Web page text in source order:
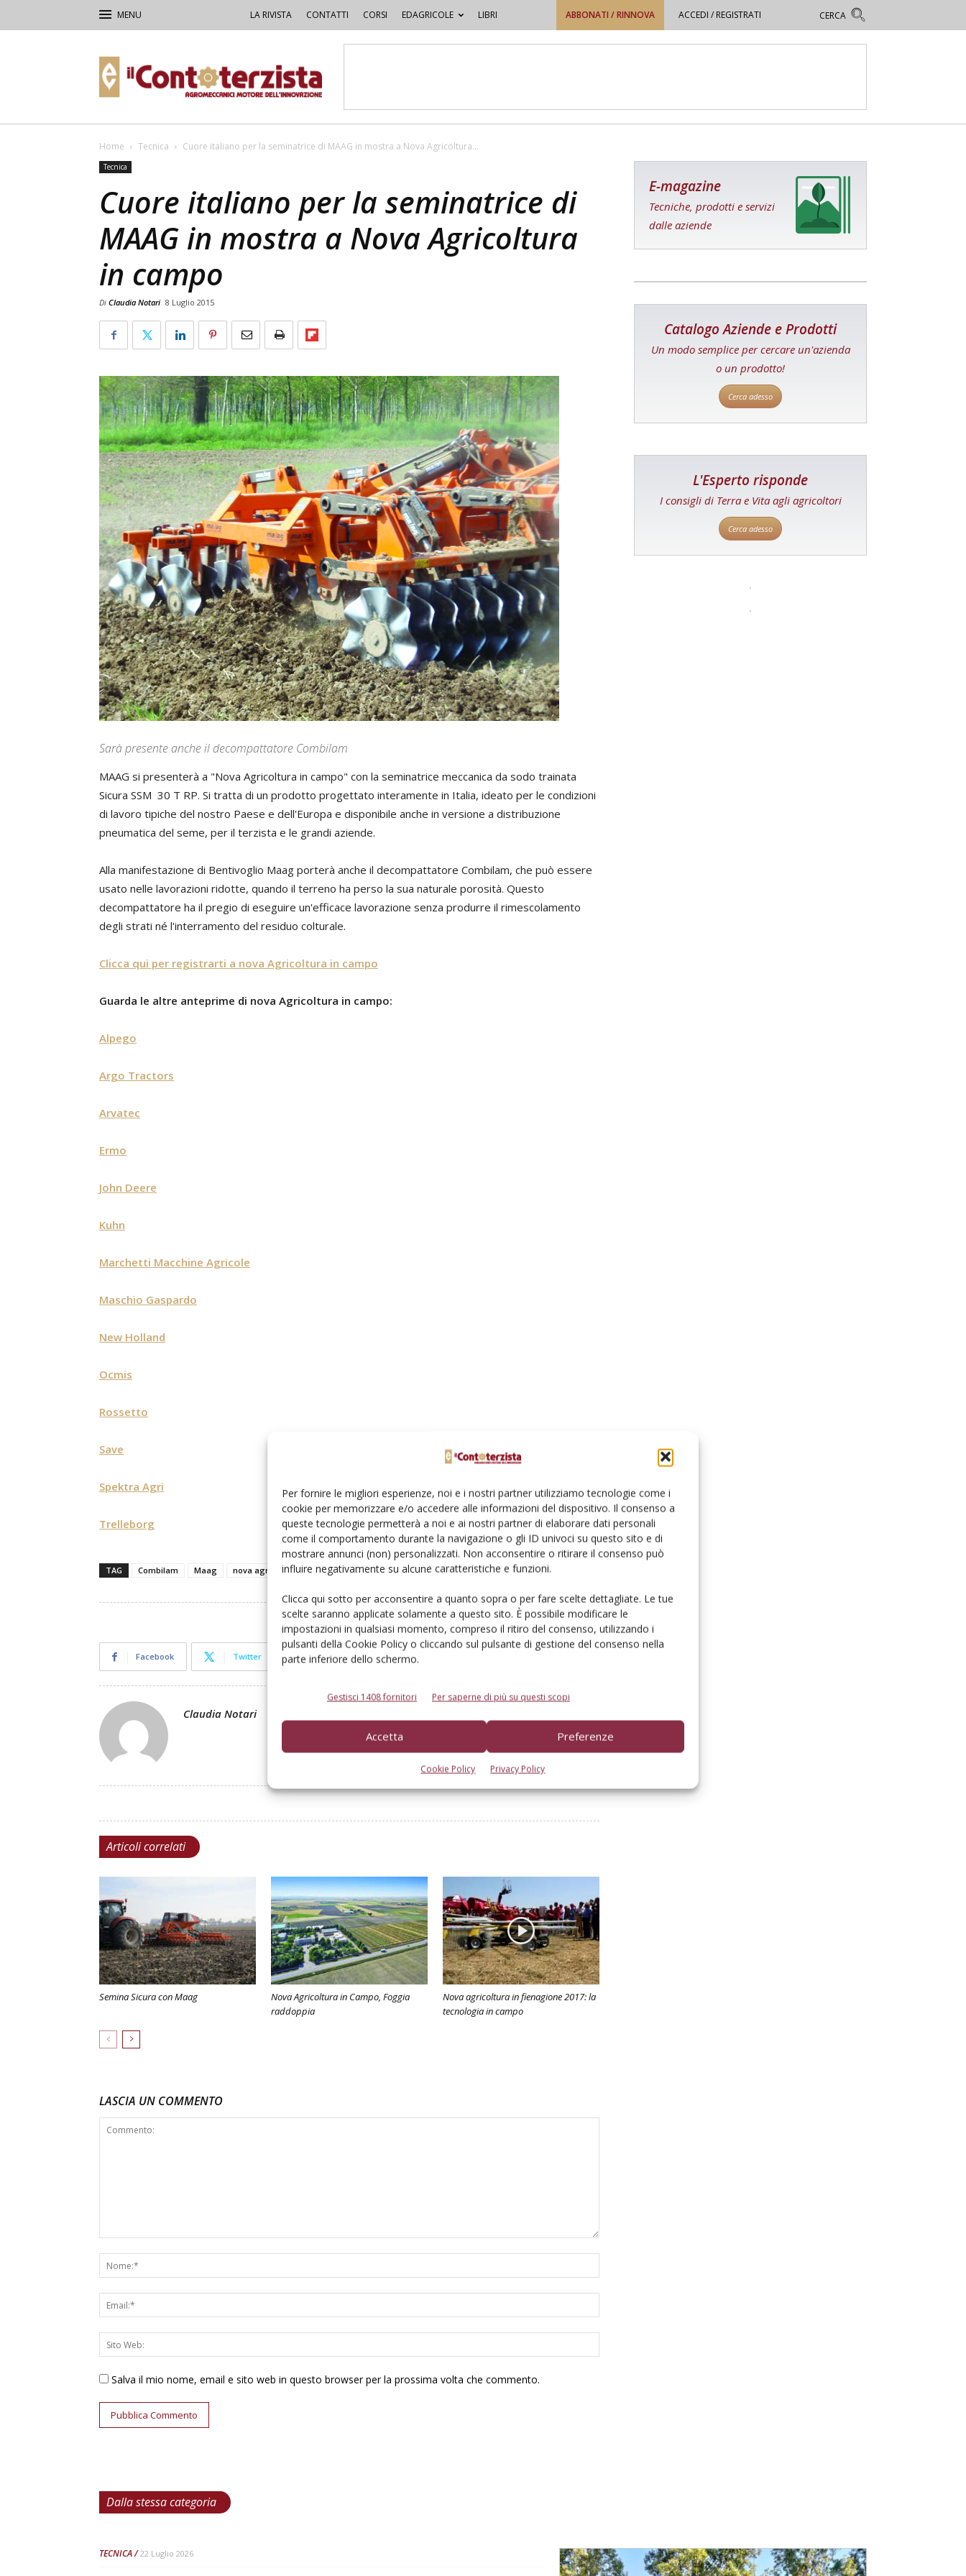
Per fornire le migliori esperienze, noi e i nostri partner utilizziamo tecnologie come i
cookie per memorizzare e/o accedere alle informazioni del dispositivo. Il consenso a
queste tecnologie permetterà a noi e ai nostri partner di elaborare dati personali
come il comportamento durante la navigazione o gli ID univoci su questo sito e di
mostrare annunci (non) personalizzati. Non acconsentire o ritirare il consenso può
influire negativamente su alcune caratteristiche e funzioni.
Clicca qui sotto per acconsentire a quanto sopra o per fare scelte dettagliate. Le tue
scelte saranno applicate solamente a questo sito. È possibile modificare le
impostazioni in qualsiasi momento, compreso il ritiro del consenso, utilizzando i
pulsanti della Cookie Policy o cliccando sul pulsante di gestione del consenso nella
parte inferiore dello schermo.
Gestisci 1408 fornitori Per saperne di più su questi scopi
Accetta Preferenze
Cookie Policy Privacy Policy
LA RIVISTA CONTATTI CORSI EDAGRICOLE LIBRI ABBONATI / RINNOVA ACCEDI / REGISTRATI
Contoterzista
Home Tecnica Cuore italiano per la seminatrice di MAAG in mostra a Nova Agricoltura...
Tecnica
Cuore italiano per la seminatrice di
MAAG in mostra a Nova Agricoltura
in campo
Di Claudia Notari 8 Luglio 2015
Sarà presente anche il decompattatore Combilam
MAAG si presenterà a "Nova Agricoltura in campo" con la seminatrice meccanica da sodo trainata
Sicura SSM 30 T RP. Si tratta di un prodotto progettato interamente in Italia, ideato per le condizioni
di lavoro tipiche del nostro Paese e dell'Europa e disponibile anche in versione a distribuzione
pneumatica del seme, per il terzista e le grandi aziende.
Alla manifestazione di Bentivoglio Maag porterà anche il decompattatore Combilam, che può essere
usato nelle lavorazioni ridotte, quando il terreno ha perso la sua naturale porosità. Questo
decompattatore ha il pregio di eseguire un'efficace lavorazione senza produrre il rimescolamento
degli strati né l'interramento del residuo colturale.
Clicca qui per registrarti a nova Agricoltura in campo
Guarda le altre anteprime di nova Agricoltura in campo:
Alpego
Argo Tractors
Arvatec
Ermo
John Deere
Kuhn
Marchetti Macchine Agricole
Maschio Gaspardo
New Holland
Ocmis
Rossetto
Save
Spektra Agri
Trelleborg
TAG Combilam Maag nova agricoltura in campo
Facebook Twitter Linkedin Pinterest
Claudia Notari
Articoli correlati
Semina Sicura con Maag
Nova Agricoltura in Campo, Foggia
raddoppia
Nova agricoltura in fienagione 2017: la
tecnologia in campo
LASCIA UN COMMENTO
Salva il mio nome, email e sito web in questo browser per la prossima volta che commento.
E-magazine
Tecniche, prodotti e servizi
dalle aziende
Catalogo Aziende e Prodotti
Un modo semplice per cercare un'azienda
o un prodotto!
Cerca adesso
L'Esperto risponde
I consigli di Terra e Vita agli agricoltori
Cerca adesso
Dalla stessa categoria
TECNICA 22 Luglio 2026